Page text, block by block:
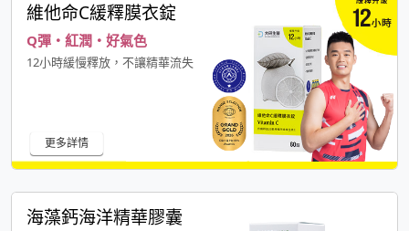
維他命C緩釋膜衣錠
Q彈・紅潤・好氣色
12小時緩慢釋放，不讓精華流失
更多詳情
海藻鈣海洋精華膠囊